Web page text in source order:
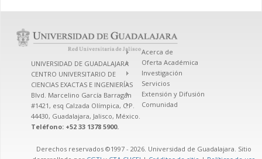
UNIVERSIDAD DE GUADALAJARA
CENTRO UNIVERSITARIO DE
CIENCIAS EXACTAS E INGENIERÍAS
Blvd. Marcelino García Barragán
#1421, esq Calzada Olímpica, C.P.
44430, Guadalajara, Jalisco, México.
Teléfono: +52 33 1378 5900.
Acerca de
Oferta Académica
Investigación
Servicios
Extensión y Difusión
Comunidad
Derechos reservados ©1997 - 2026. Universidad de Guadalajara. Sitio